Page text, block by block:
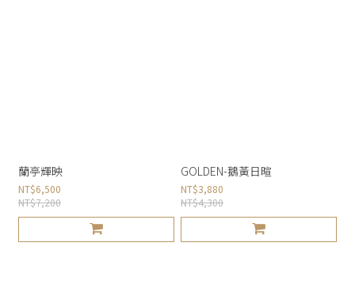
蘭亭輝映
NT$6,500
NT$7,200
GOLDEN-鵝黃日暄
NT$3,880
NT$4,300